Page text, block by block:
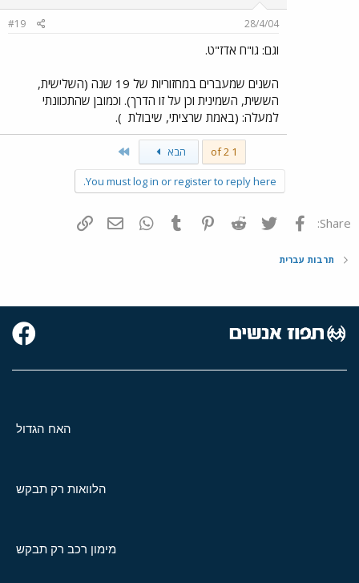
28/4/04
#19
וגם: גו"ח אדז"ט.
השנים שמעברים במחזוריות של 19 שנה (השלישית,
הששית, השמינית וכן על זו הדרך). וכמובן שהתכוונתי
למעלה: (באמת שרציתי, שיבולת ).
1 of 2 הבא
You must log in or register to reply here.
Share: פייסבוק Twitter
Reddit
Pinterest
Tumblr
WhatsAppדואר אלקטרוני
תרבות עברית
האח הגדול
הלוואות רק תבקש
מימון רכב רק תבקש